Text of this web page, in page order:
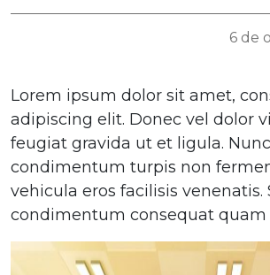
6 de
Lorem ipsum dolor sit amet,
adipiscing elit. Donec vel dolor
feugiat gravida ut et ligula.
condimentum turpis non
vehicula eros facilisis venenatis.
condimentum consequat quam